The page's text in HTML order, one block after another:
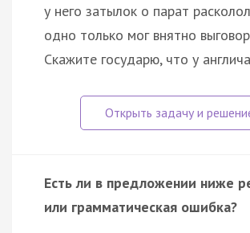
у него затылок о парат
одно только мог внятно
Скажите государю, что у
Есть ли в предложении ниже
или грамматическая ошибка?